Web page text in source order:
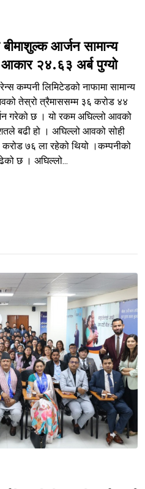
आर्जन सामान्य
आकार २४.६३ अर्ब पुग्यो
कम्पनी लिमिटेडको नाफामा सामान्य
तेस्रो त्रैमाससम्म ३६ करोड ४४
गरेको छ । यो रकम अघिल्लो आवको
बढी हो । अघिल्लो आवको सोही
७६ ला रहेको थियो ।कम्पनीको
छ । अघिल्लो...